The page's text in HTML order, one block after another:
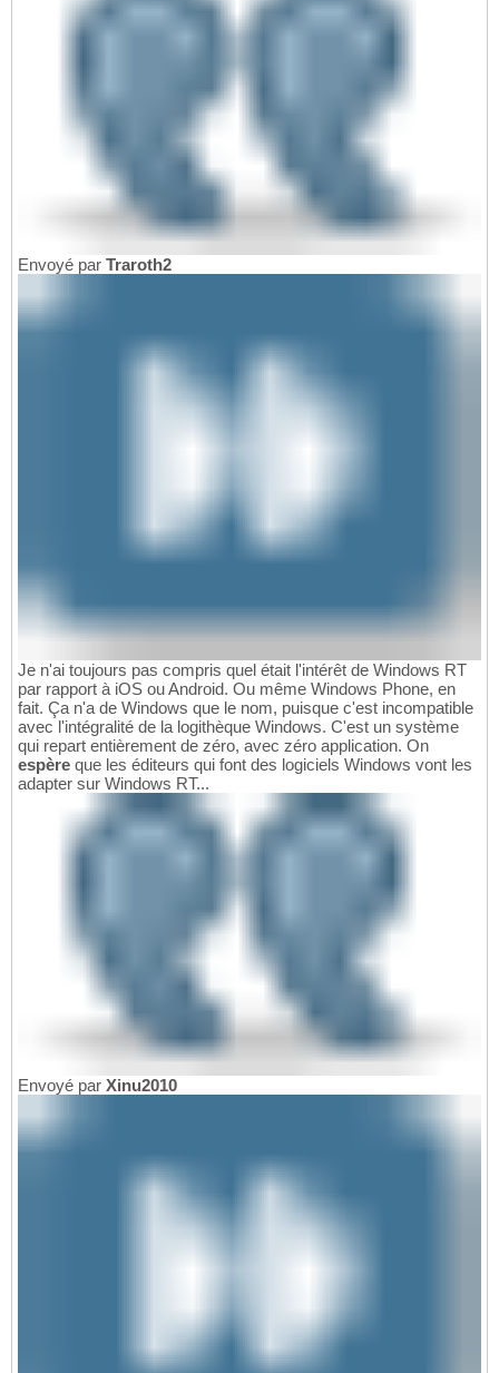
Envoyé par Traroth2
Je n'ai toujours pas compris quel était l'intérêt de Windows RT
par rapport à iOS ou Android. Ou même Windows Phone, en
fait. Ça n'a de Windows que le nom, puisque c'est incompatible
avec l'intégralité de la logithèque Windows. C'est un système
qui repart entièrement de zéro, avec zéro application. On
espère que les éditeurs qui font des logiciels Windows vont les
adapter sur Windows RT...
Envoyé par Xinu2010